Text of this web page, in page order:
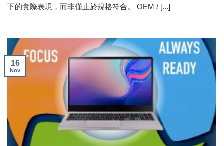
下的實際表現，而非僅止於規格符合。 OEM / [...]
16
Nov